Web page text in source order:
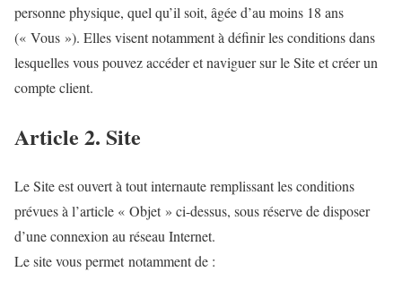
personne physique, quel qu’il soit, âgée d’au moins 18 ans
(« Vous »). Elles visent notamment à définir les conditions dans
lesquelles vous pouvez accéder et naviguer sur le Site et créer un
compte client.
Article 2. Site
Le Site est ouvert à tout internaute remplissant les conditions
prévues à l’article « Objet » ci-dessus, sous réserve de disposer
d’une connexion au réseau Internet.
Le site vous permet notamment de :